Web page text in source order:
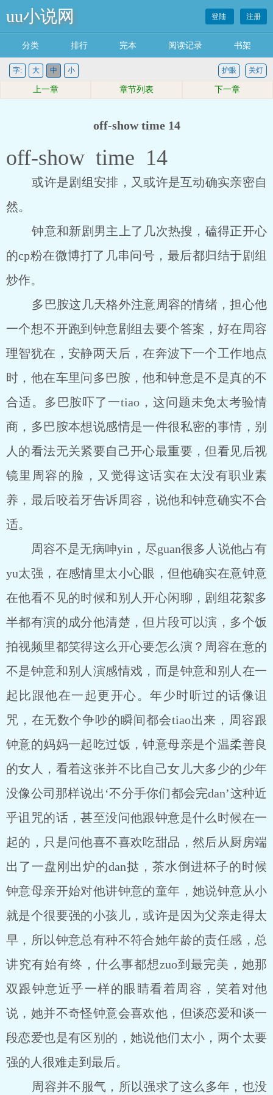
uu小说网 登陆 注册
分类 排行 完本 阅读记录 书架
字: 大 中 小 关灯
护眼
上一章 章节列表 下一章
off-show time 14
off-show time 14
或许是剧组安排，又或许是互动确实亲密自
然。
钟意和新剧男主上了几次热搜，磕得正开心
的cp粉在微博打了几串问号，最后都归结于剧组
炒作。
多巴胺这几天格外注意周容的情绪，担心他
一个想不开跑到钟意剧组去要个答案，好在周容
理智犹在，安静两天后，在奔波下一个工作地点
时，他在车里问多巴胺，他和钟意是不是真的不
合适。多巴胺吓了一tiao，这问题未免太考验情
商，多巴胺本想说感情是一件很私密的事情，别
人的看法无关紧要自己开心最重要，但看见后视
镜里周容的脸，又觉得这话实在太没有职业素
养，最后咬着牙告诉周容，说他和钟意确实不合
适。
周容不是无病呻yin，尽guan很多人说他占有
yu太强，在感情里太小心眼，但他确实在意钟意
在他看不见的时候和别人开心闲聊，剧组花絮多
半都有演的成分他清楚，但片段可以演，多个饭
拍视频里都笑得这么开心要怎么演？周容在意的
不是钟意和别人演感情戏，而是钟意和别人在一
起比跟他在一起更开心。年少时听过的话像诅
咒，在无数个争吵的瞬间都会tiao出来，周容跟
钟意的妈妈一起吃过饭，钟意母亲是个温柔善良
的女人，看着这张并不比自己女儿大多少的少年
没像公司那样说出‘不分手你们都会完dan’这种近
乎诅咒的话，甚至没问他跟钟意是什么时候在一
起的，只是问他喜不喜欢吃甜品，然后从厨房端
出了一盘刚出炉的dan挞，茶水倒进杯子的时候
钟意母亲开始对他讲钟意的童年，她说钟意从小
就是个很要强的小孩儿，或许是因为父亲走得太
早，所以钟意总有种不符合她年龄的责任感，总
讲究有始有终，什么事都想zuo到最完美，她那
双跟钟意近乎一样的眼睛看着周容，笑着对他
说，她并不奇怪钟意会喜欢他，但谈恋爱和谈一
段恋爱也是有区别的，她说他们太小，两个太要
强的人很难走到最后。
周容并不服气，所以强求了这么多年，也没